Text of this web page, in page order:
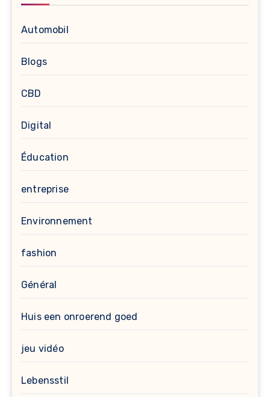
Automobil
Blogs
CBD
Digital
Éducation
entreprise
Environnement
fashion
Général
Huis een onroerend goed
jeu vidéo
Lebensstil